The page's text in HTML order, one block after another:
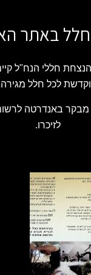
באתר
חללי הנח"ל
לכל חלל
מבקר באנדרטה
לזיכרו.